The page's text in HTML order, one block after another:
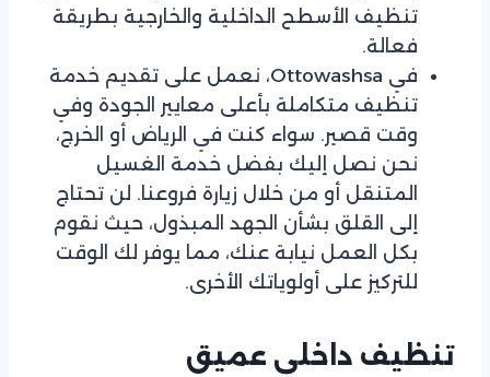
تنظيف الأسطح الداخلية والخارجية بطريقة
فعالة.
في Ottowashsa، نعمل على تقديم خدمة
تنظيف متكاملة بأعلى معايير الجودة وفي
وقت قصير. سواء كنت في الرياض أو الخرج،
نحن نصل إليك بفضل خدمة الغسيل
المتنقل أو من خلال زيارة فروعنا. لن تحتاج
إلى القلق بشأن الجهد المبذول، حيث نقوم
بكل العمل نيابة عنك، مما يوفر لك الوقت
للتركيز على أولوياتك الأخرى.
تنظيف داخلي عميق